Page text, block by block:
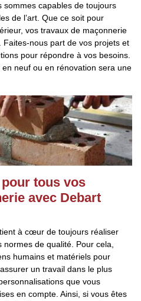
capables de toujours
de l’art. Que ce soit pour
vos travaux de maçonnerie
nous part de vos projets et
pour répondre à vos besoins.
neuf ou en rénovation sera une
tous vos
avec Debart
à cœur de toujours réaliser
de qualité. Pour cela,
humains et matériels pour
un travail dans le plus
que vous
en compte. Ainsi, si vous êtes